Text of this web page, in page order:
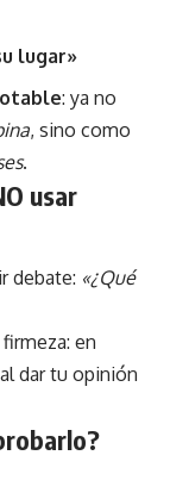
lugar»
: ya no
, sino como
.
usar
debate: «¿Qué
en
dar tu opinión